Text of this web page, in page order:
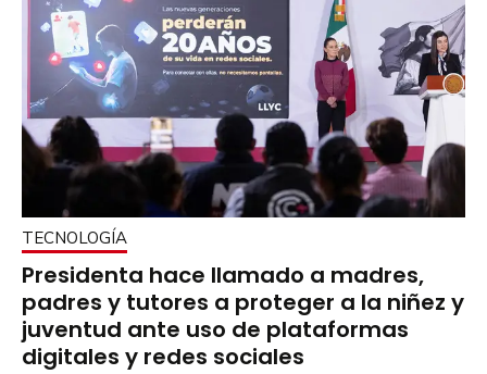
TECNOLOGÍA
Presidenta hace llamado a madres,
padres y tutores a proteger a la niñez y
juventud ante uso de plataformas
digitales y redes sociales